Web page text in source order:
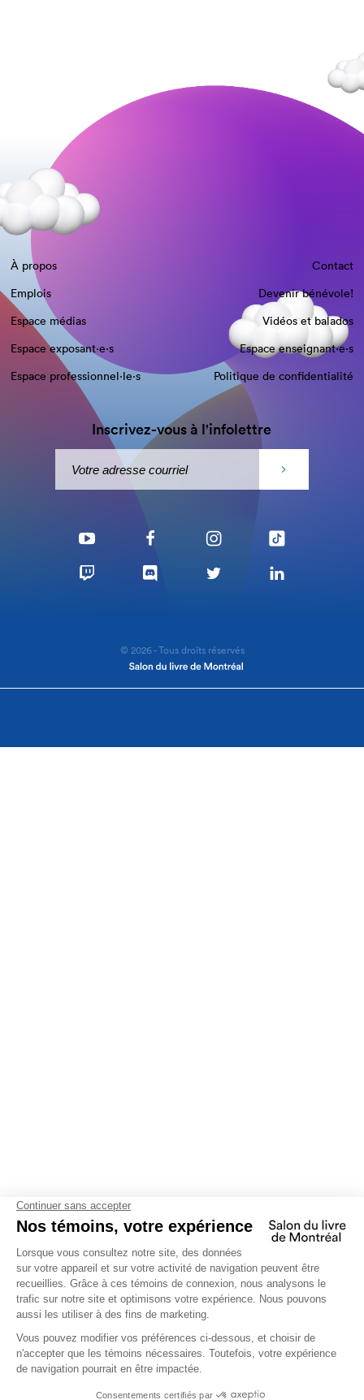
À propos
Contact
Emplois
Devenir bénévole!
Espace médias
Vidéos et balados
Espace exposant·e⋅s
Espace enseignant·e⋅s
Espace professionnel·le⋅s
Politique de confidentialité
Inscrivez-vous à l'infolettre
© 2026 - Tous droits réservés